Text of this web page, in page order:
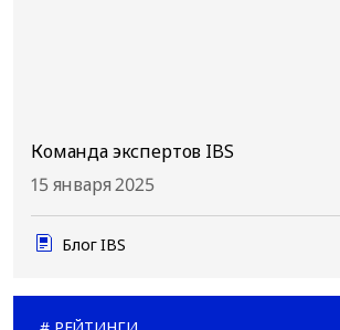
Команда экспертов IBS
15 января 2025
Блог IBS